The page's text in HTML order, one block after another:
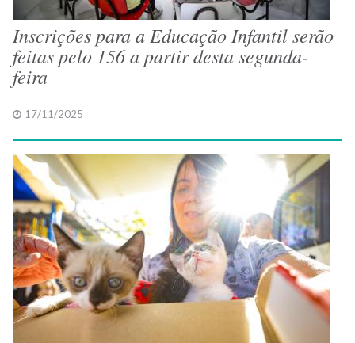
Inscrições para a Educação Infantil serão
feitas pelo 156 a partir desta segunda-
feira
17/11/2025